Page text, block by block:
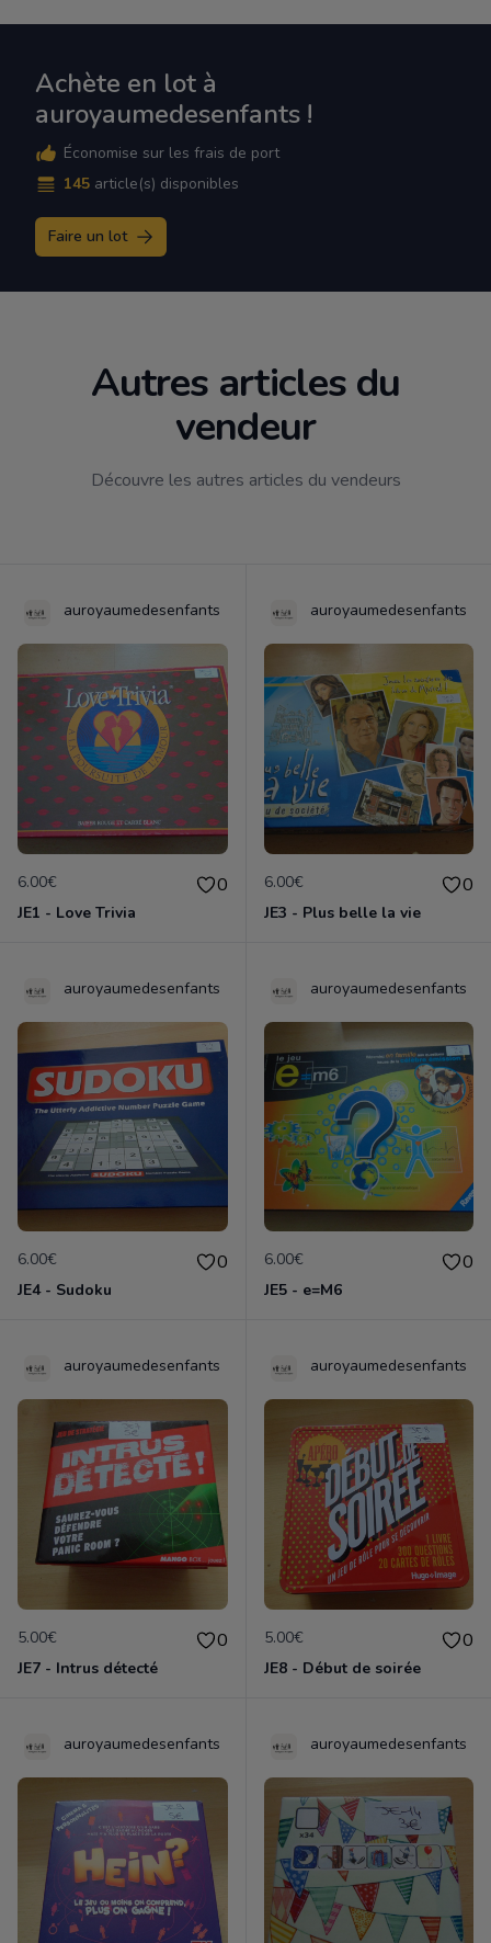
Achète en lot à
auroyaumedesenfants !
Économise sur les frais de port
145 article(s) disponibles
Faire un lot
Autres articles du
vendeur
Découvre les autres articles du vendeurs
auroyaumedesenfants
6.00€ 0
JE1 - Love Trivia
auroyaumedesenfants
6.00€ 0
JE3 - Plus belle la vie
auroyaumedesenfants
6.00€ 0
JE4 - Sudoku
auroyaumedesenfants
6.00€ 0
JE5 - e=M6
auroyaumedesenfants
5.00€ 0
JE7 - Intrus détecté
auroyaumedesenfants
5.00€ 0
JE8 - Début de soirée
auroyaumedesenfants auroyaumedesenfants